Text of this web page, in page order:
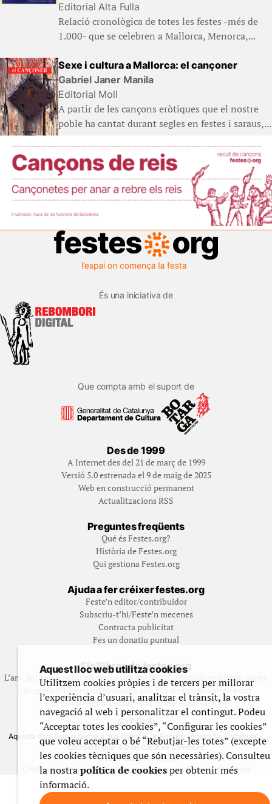
Editorial Alta Fulla
Relació cronològica de totes les festes -més de
1.000- que se celebren a Mallorca, Menorca,...
Sexe i cultura a Mallorca: el cançoner
Gabriel Janer Manila
Editorial Moll
A partir de les cançons eròtiques que el nostre
poble ha cantat durant segles en festes i saraus,...
És una iniciativa de
Que compta amb el suport de
Des de 1999
A Internet des del 21 de març de 1999
Versió 5.0 estrenada el 9 de maig de 2025
Web en construcció permanent
Actualitzacions RSS
Preguntes freqüents
Qué és Festes.org?
Història de Festes.org
Qui gestiona Festes.org
Ajuda a fer créixer festes.org
Feste’n editor/contribuidor
Subscriu-t’hi/Feste’n mecenes
Contracta publicitat
Fes un donatiu puntual
Els llibres de festes.org
L’any 2012 vam posar en marxa una col·lecció editorial en format paper,
recuperant i ampliant materials que fins aleshores havien estat
exclusivament accessibles al nostre espai web. [+]
Aquesta obra està subjecta a una llicència de Reconeixement No Comercial -
CompartirIgual 4.0 de Creative Commons
© 1999-2026 festes.org
Crèdits del webAvís legalPolítica de privadesaÚs de galetes Contacte
Aquest lloc web utilitza cookies
Utilitzem cookies pròpies i de tercers per millorar
l’experiència d’usuari, analitzar el trànsit, la vostra
navegació al web i personalitzar el contingut. Podeu
“Acceptar totes les cookies”, “Configurar les cookies”
que voleu acceptar o bé “Rebutjar-les totes” (excepte
les cookies tècniques que són necessàries). Consulteu
la nostrapolítica de cookiesper obtenir més
informació.